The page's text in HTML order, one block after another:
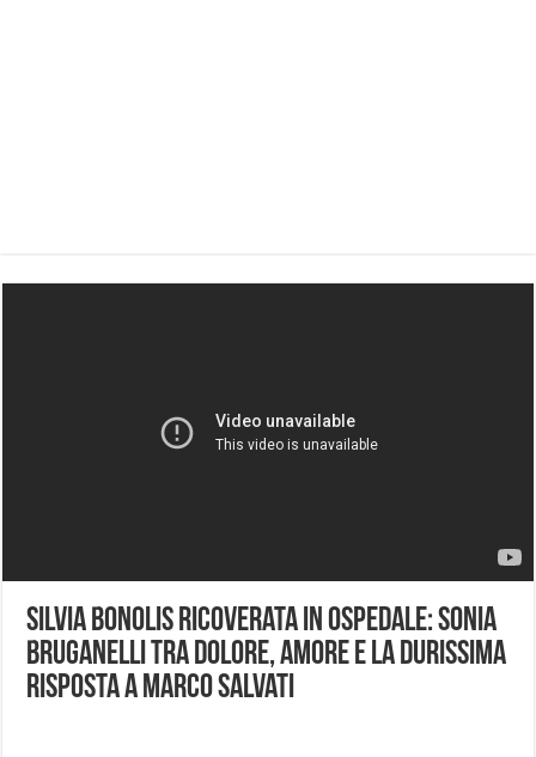
Silvia Bonolis ricoverata in ospedale: Sonia
Bruganelli tra dolore, amore e la durissima
risposta a Marco Salvati